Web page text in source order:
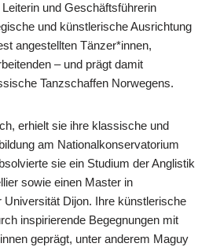
und Geschäftsführerin
und künstlerische Ausrichtung
angestellten Tänzer*innen,
– und prägt damit
Tanzschaffen Norwegens.
erhielt sie ihre klassische und
am Nationalkonservatorium
sie ein Studium der Anglistik
sowie einen Master in
Universität Dijon. Ihre künstlerische
inspirierende Begegnungen mit
geprägt, unter anderem Maguy